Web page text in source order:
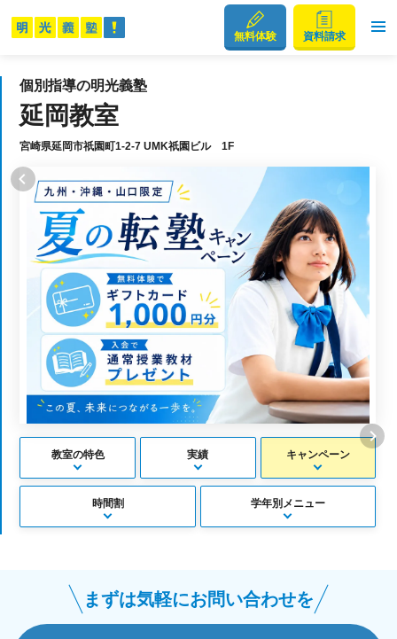
無料体験 資料請求
個別指導の明光義塾
延岡教室
宮崎県延岡市祇園町1-2-7 UMK祇園ビル 1F
教室の特色 実績 キャンペーン
時間割 学年別メニュー
まずは気軽にお問い合わせを